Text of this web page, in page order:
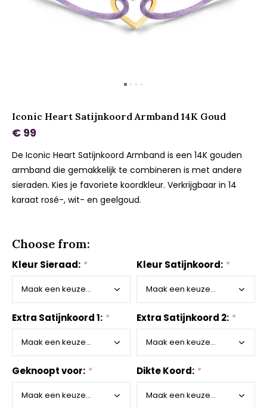
Iconic Heart Satijnkoord Armband 14K Goud
€ 99
De Iconic Heart Satijnkoord Armband is een 14K gouden
armband die gemakkelijk te combineren is met andere
sieraden. Kies je favoriete koordkleur. Verkrijgbaar in 14
karaat rosé-, wit- en geelgoud.
Choose from:
Kleur Sieraad: * Kleur Satijnkoord: *
Extra Satijnkoord 1: * Extra Satijnkoord 2: *
Geknoopt voor: * Dikte Koord: *